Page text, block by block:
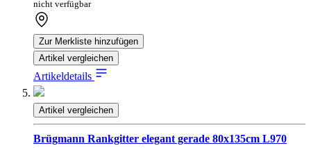
nicht verfügbar
Zur Merkliste hinzufügen
Artikel vergleichen
Artikeldetails
Artikel vergleichen
Brügmann Rankgitter elegant gerade 80x135cm L970